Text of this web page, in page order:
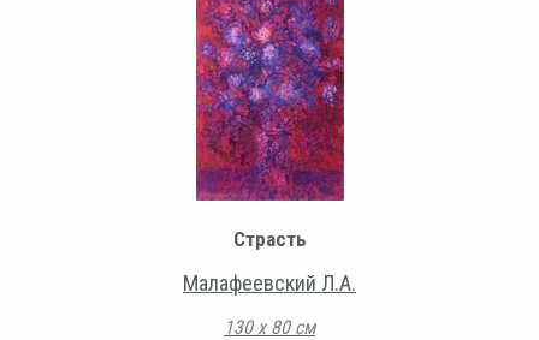
Страсть
Малафеевский Л.А.
130 х 80 см